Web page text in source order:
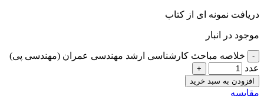
دریافت نمونه ای از کتاب
موجود در انبار
خلاصه مباحث کارشناسی ارشد مهندسی عمران (مهندسی پی)
عدد
افزودن به سبد خرید
مقايسه